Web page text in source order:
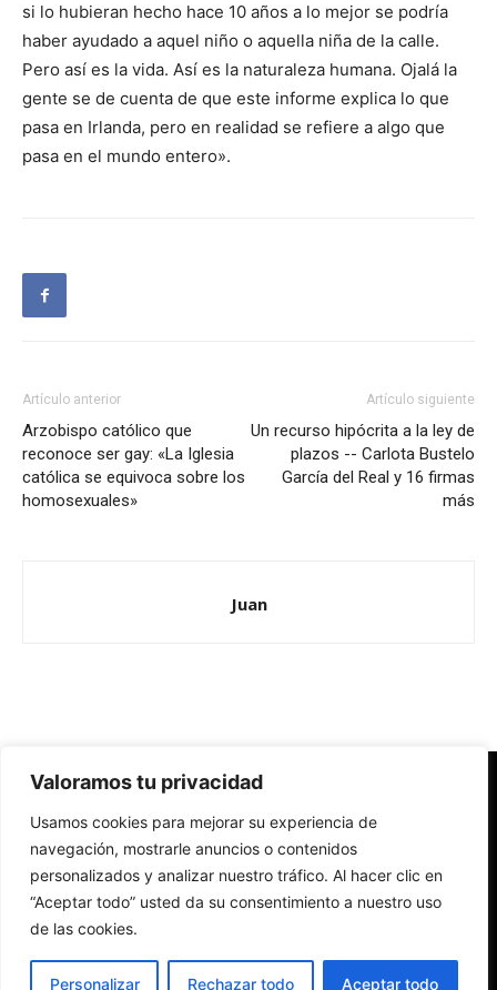
Valoramos tu privacidad
Usamos cookies para mejorar su experiencia de
navegación, mostrarle anuncios o contenidos
personalizados y analizar nuestro tráfico. Al hacer clic en
“Aceptar todo” usted da su consentimiento a nuestro uso
de las cookies.
Personalizar Rechazar todo Aceptar todo
si lo hubieran hecho hace 10 años a lo mejor se podría
haber ayudado a aquel niño o aquella niña de la calle.
Pero así es la vida. Así es la naturaleza humana. Ojalá la
gente se de cuenta de que este informe explica lo que
pasa en Irlanda, pero en realidad se refiere a algo que
pasa en el mundo entero».
Artículo anterior
Arzobispo católico que
reconoce ser gay: «La Iglesia
católica se equivoca sobre los
homosexuales»
Artículo siguiente
Un recurso hipócrita a la ley de
plazos -- Carlota Bustelo
García del Real y 16 firmas
más
Juan
Redes Cristianas
Una mirada alternativa sobre la Iglesia católica y la sociedad
- Colectivos de Redes Cristianas